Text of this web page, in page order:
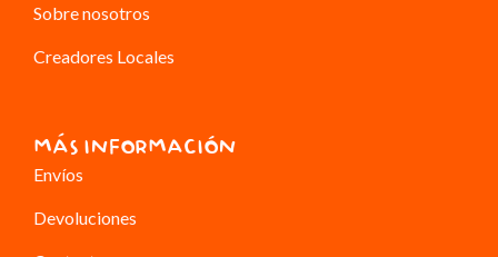
Sobre nosotros
Creadores Locales
MÁS INFORMACIÓN
Envíos
Devoluciones